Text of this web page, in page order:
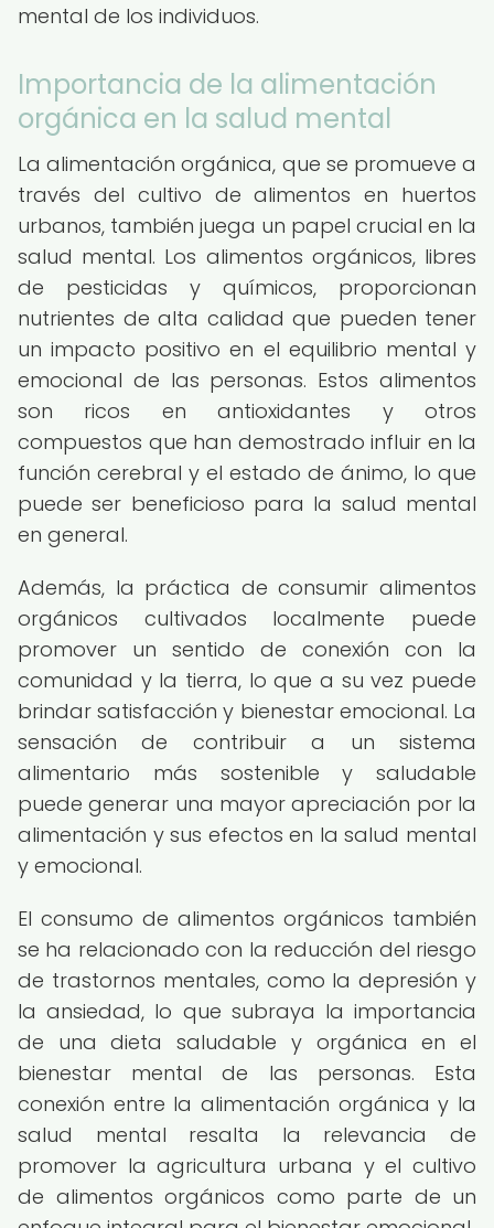
mental de los individuos.
Importancia de la alimentación
orgánica en la salud mental
La alimentación orgánica, que se promueve a
través del cultivo de alimentos en huertos
urbanos, también juega un papel crucial en la
salud mental. Los alimentos orgánicos, libres
de pesticidas y químicos, proporcionan
nutrientes de alta calidad que pueden tener
un impacto positivo en el equilibrio mental y
emocional de las personas. Estos alimentos
son ricos en antioxidantes y otros
compuestos que han demostrado influir en la
función cerebral y el estado de ánimo, lo que
puede ser beneficioso para la salud mental
en general.
Además, la práctica de consumir alimentos
orgánicos cultivados localmente puede
promover un sentido de conexión con la
comunidad y la tierra, lo que a su vez puede
brindar satisfacción y bienestar emocional. La
sensación de contribuir a un sistema
alimentario más sostenible y saludable
puede generar una mayor apreciación por la
alimentación y sus efectos en la salud mental
y emocional.
El consumo de alimentos orgánicos también
se ha relacionado con la reducción del riesgo
de trastornos mentales, como la depresión y
la ansiedad, lo que subraya la importancia
de una dieta saludable y orgánica en el
bienestar mental de las personas. Esta
conexión entre la alimentación orgánica y la
salud mental resalta la relevancia de
promover la agricultura urbana y el cultivo
de alimentos orgánicos como parte de un